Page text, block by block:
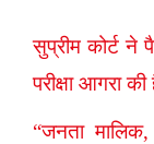
सुप्रीम कोर्ट ने
परीक्षा आगरा की
“जनता